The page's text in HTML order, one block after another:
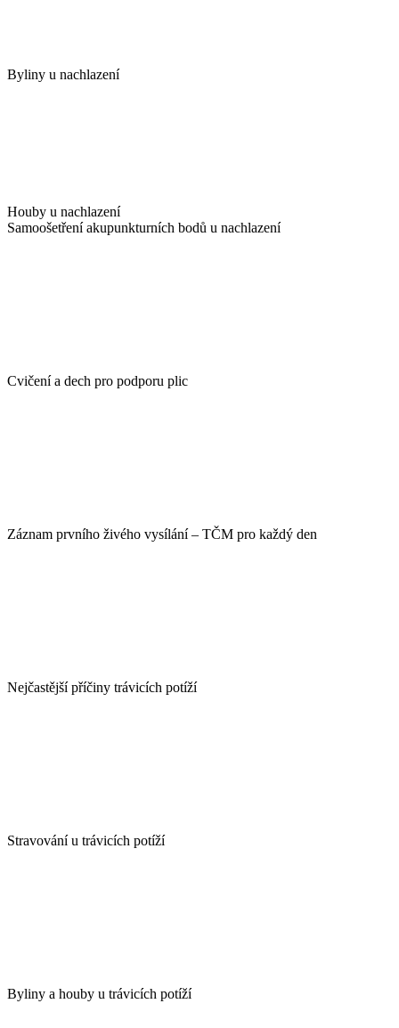
Byliny u nachlazení
Houby u nachlazení
Samoošetření akupunkturních bodů u nachlazení
Cvičení a dech pro podporu plic
Záznam prvního živého vysílání – TČM pro každý den
Nejčastější příčiny trávicích potíží
Stravování u trávicích potíží
Byliny a houby u trávicích potíží